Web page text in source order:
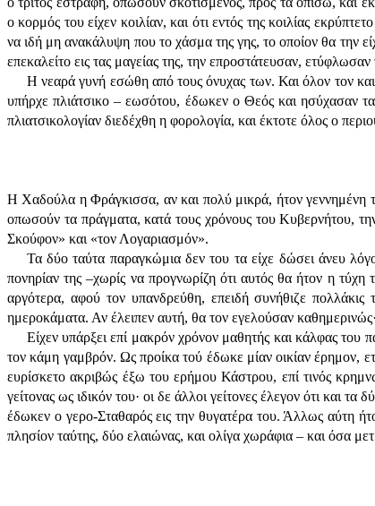
ο κορμός του είχεν κοιλίαν, και ότι εντός της κοιλίας
να ιδή μη ανακάλυψη που το χάσμα της γης, το οποίον θα την
επεκαλείτο εις τας μαγείας της, την επροστάτευσαν,
Η νεαρά γυνή εσώθη από τους όνυχας των. Και όλον τον
υπήρχε πλιάτσικο – εωσότου, έδωκεν ο Θεός και ησύχασαν
πλιατσικολογίαν διεδέχθη η φορολογία, και έκτοτε όλος ο
Η Χαδούλα η Φράγκισσα, αν και πολύ μικρά, ήτον γεννημένη
οπωσούν τα πράγματα, κατά τους χρόνους του Κυβερνήτου,
Σκούφον» και «τον Λογαριασμόν».
Τα δύο ταύτα παραγκώμια δεν του τα είχε δώσει άνευ
πονηρίαν της –χωρίς να προγνωρίζη ότι αυτός θα ήτον η
αργότερα, αφού τον υπανδρεύθη, επειδή συνήθιζε
ημεροκάματα. Αν έλειπεν αυτή, θα τον εγελούσαν
Είχεν υπάρξει επί μακρόν χρόνον μαθητής και κάλφας του
τον κάμη γαμβρόν. Ως προίκα τού έδωκε μίαν οικίαν έρημον,
ευρίσκετο ακριβώς έξω του ερήμου Κάστρου, επί τινός
γείτονας ως ιδικόν του· οι δε άλλοι γείτονες έλεγον ότι και
έδωκεν ο γερο-Σταθαρός εις την θυγατέρα του. Άλλως αύτη
πλησίον ταύτης, δύο ελαιώνας, και ολίγα χωράφια – και όσα